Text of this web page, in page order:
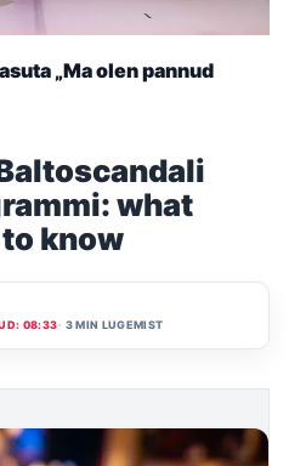
„Ma olen pannud
what
know
08:33 3 MIN LUGEMIST